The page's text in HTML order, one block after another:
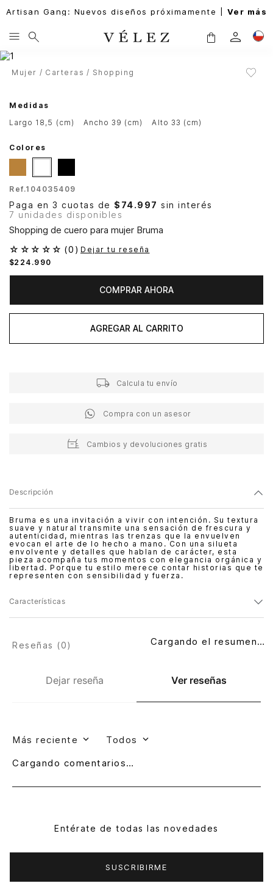
Artisan Gang: Nuevos diseños próximamente | Ver más
Mujer Carteras Shopping
Medidas
largo 18,5 (cm)
ancho 39 (cm) alto 33 (cm)
Colores
Ref.104035409
Paga en 3 cuotas de $74.997 sin interés
7 unidades disponibles
Shopping de cuero para mujer Bruma
☆ ☆ ☆ ☆ ☆ (0 ) Dejar tu reseña
$224 .990
COMPRAR AHORA
AGREGAR AL CARRITO
Calcula tu envío
Compra con un asesor
Cambios y devoluciones gratis
Descripción
Bruma es una invitación a vivir con intención. Su textura
suave y natural transmite una sensación de frescura y
autenticidad, mientras las trenzas que la envuelven
evocan el arte de lo hecho a mano. Con una silueta
envolvente y detalles que hablan de carácter, esta
pieza acompaña tus momentos con elegancia orgánica y
libertad. Porque tu estilo merece contar historias que te
representen con sensibilidad y fuerza.
Características
Dejar reseña Ver reseñas
Reseñas (0) Cargando el resumen…
Más reciente Todos
Cargando comentarios…
Entérate de todas las novedades
SUSCRIBIRME